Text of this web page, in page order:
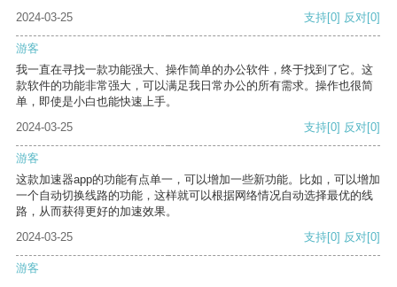
2024-03-25
支持[0] 反对[0]
游客
我一直在寻找一款功能强大、操作简单的办公软件，终于找到了它。这
款软件的功能非常强大，可以满足我日常办公的所有需求。操作也很简
单，即使是小白也能快速上手。
2024-03-25
支持[0] 反对[0]
游客
这款加速器app的功能有点单一，可以增加一些新功能。比如，可以增加
一个自动切换线路的功能，这样就可以根据网络情况自动选择最优的线
路，从而获得更好的加速效果。
2024-03-25
支持[0] 反对[0]
游客